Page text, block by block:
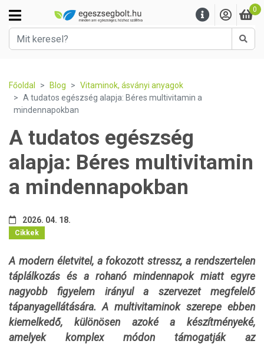
0
Főoldal Blog
Vitaminok, ásványi anyagok
A tudatos egészség alapja: Béres multivitamin a
mindennapokban
A tudatos egészség
alapja: Béres multivitamin
a mindennapokban
2026. 04. 18.
Cikkek
A modern életvitel, a fokozott stressz, a rendszertelen
táplálkozás és a rohanó mindennapok miatt egyre
nagyobb figyelem irányul a szervezet megfelelő
tápanyagellátására. A multivitaminok szerepe ebben
kiemelkedő, különösen azoké a készítményeké,
amelyek komplex módon támogatják az